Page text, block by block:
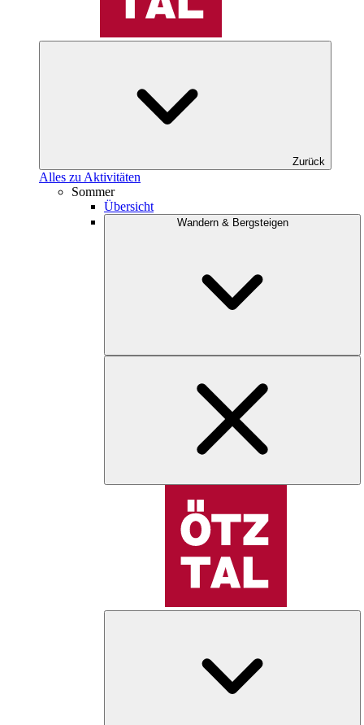
Zurück
Alles zu Aktivitäten
Sommer
Übersicht
Wandern & Bergsteigen